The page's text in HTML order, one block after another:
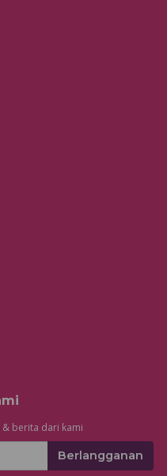
berita dari kami
Berlangganan